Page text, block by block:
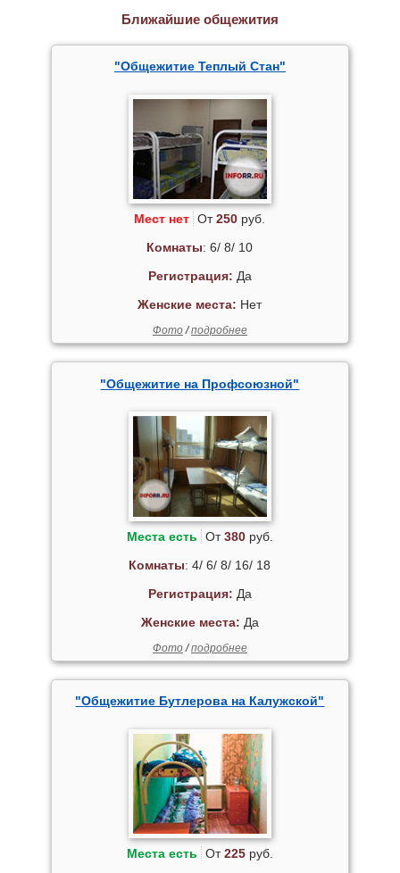
Ближайшие общежития
"Общежитие Теплый Стан"
Мест нет От250 руб.
Комнаты: 6/ 8/ 10
Регистрация: Да
Женские места: Нет
Фото/подробнее
"Общежитие на Профсоюзной"
Места есть От380руб.
Комнаты: 4/ 6/ 8/ 16/ 18
Регистрация: Да
Женские места: Да
Фото/подробнее
"Общежитие Бутлерова на Калужской"
Места есть От225руб.